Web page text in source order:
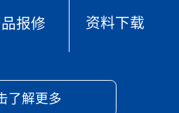
报修 资料下载
了解更多